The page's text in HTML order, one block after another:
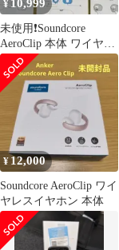
¥ 10,999
未使用❗️Soundcore
AeroClip 本体 ワイヤレ
スイヤホン
¥ 12,000
Soundcore AeroClip ワイ
ヤレスイヤホン 本体